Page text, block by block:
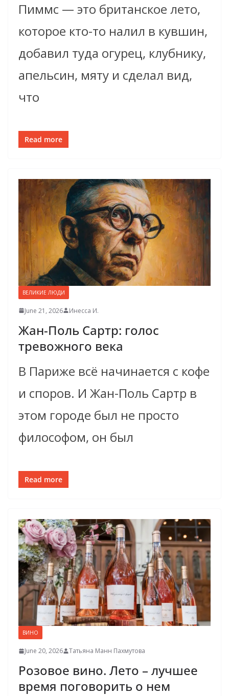
Пиммс — это британское лето,
которое кто-то налил в кувшин,
добавил туда огурец, клубнику,
апельсин, мяту и сделал вид,
что
Read more
ВЕЛИКИЕ ЛЮДИ
June 21, 2026 Инесса И.
Жан-Поль Сартр: голос
тревожного века
В Париже всё начинается с кофе
и споров. И Жан-Поль Сартр в
этом городе был не просто
философом, он был
Read more
ВИНО
June 20, 2026 Татьяна Манн Пахмутова
Розовое вино. Лето – лучшее
время поговорить о нем